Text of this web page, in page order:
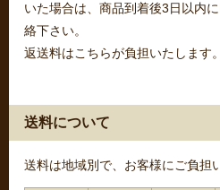
いた場合は、商品到着後3日以内
絡下さい。
返送料はこちらが負担いたします。
送料について
送料は地域別で、お客様にご負担